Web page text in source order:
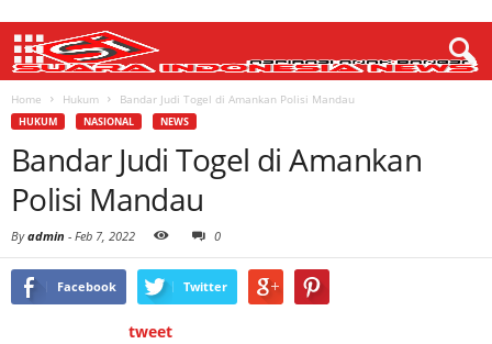
Home Hukum Bandar Judi Togel di Amankan Polisi Mandau
HUKUM NASIONAL NEWS
Bandar Judi Togel di Amankan
Polisi Mandau
Byadmin - Feb 7, 2022 0
Facebook Twitter
tweet